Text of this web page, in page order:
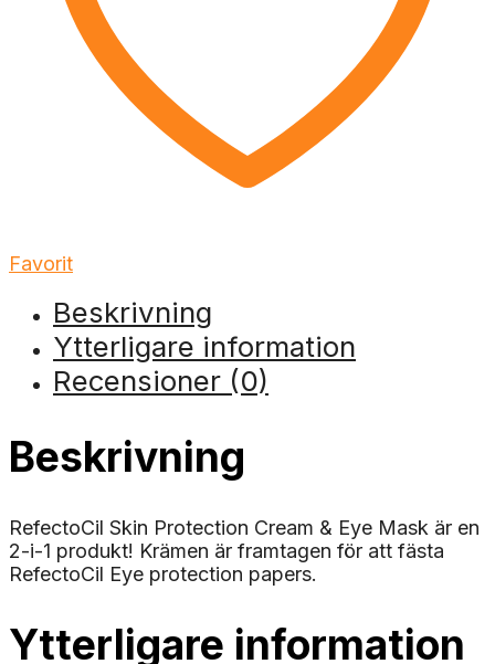
Favorit
Beskrivning
Ytterligare information
Recensioner (0)
Beskrivning
RefectoCil Skin Protection Cream & Eye Mask är en
2-i-1 produkt! Krämen är framtagen för att fästa
RefectoCil Eye protection papers.
Ytterligare information